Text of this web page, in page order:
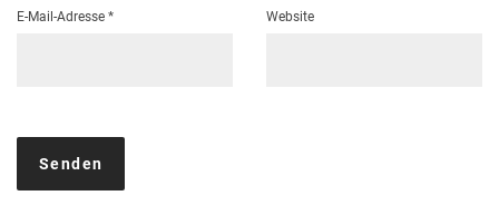
E-Mail-Adresse * Website